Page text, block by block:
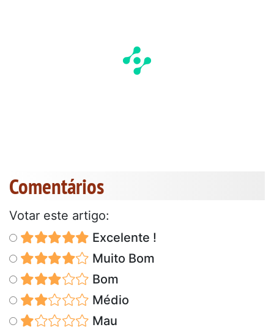
Comentários
Votar este artigo:
Excelente !
Muito Bom
Bom
Médio
Mau